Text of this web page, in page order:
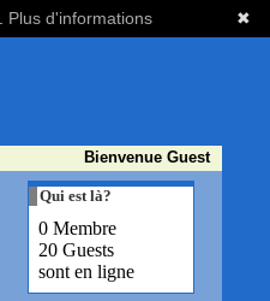
Bienvenue Guest
Qui est là?
0 Membre
20 Guests
sont en ligne
✖
Plus d'informations